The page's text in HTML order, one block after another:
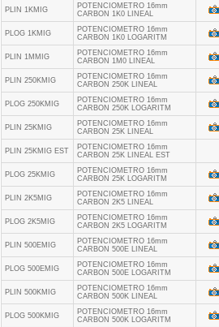
PLIN 1KMIG
POTENCIOMETRO 16mm
CARBON 1K0 LINEAL
PLOG 1KMIG
POTENCIOMETRO 16mm
CARBON 1K0 LOGARITM
PLIN 1MMIG
POTENCIOMETRO 16mm
CARBON 1M0 LINEAL
PLIN 250KMIG
POTENCIOMETRO 16mm
CARBON 250K LINEAL
PLOG 250KMIG
POTENCIOMETRO 16mm
CARBON 250K LOGARITM
PLIN 25KMIG
POTENCIOMETRO 16mm
CARBON 25K LINEAL
PLIN 25KMIG EST
POTENCIOMETRO 16mm
CARBON 25K LINEAL EST
PLOG 25KMIG
POTENCIOMETRO 16mm
CARBON 25K LOGARITM
PLIN 2K5MIG
POTENCIOMETRO 16mm
CARBON 2K5 LINEAL
PLOG 2K5MIG
POTENCIOMETRO 16mm
CARBON 2K5 LOGARITM
PLIN 500EMIG
POTENCIOMETRO 16mm
CARBON 500E LINEAL
PLOG 500EMIG
POTENCIOMETRO 16mm
CARBON 500E LOGARITM
PLIN 500KMIG
POTENCIOMETRO 16mm
CARBON 500K LINEAL
PLOG 500KMIG
POTENCIOMETRO 16mm
CARBON 500K LOGARITM